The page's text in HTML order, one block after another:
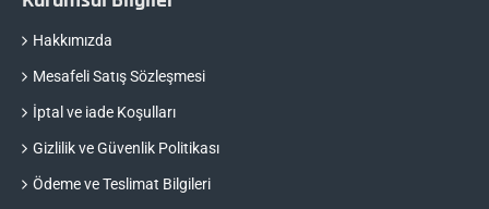
Hakkımızda
Mesafeli Satış Sözleşmesi
İptal ve iade Koşulları
Gizlilik ve Güvenlik Politikası
Ödeme ve Teslimat Bilgileri